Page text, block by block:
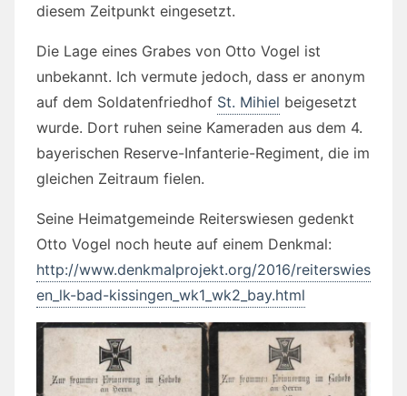
diesem Zeitpunkt eingesetzt.
Die Lage eines Grabes von Otto Vogel ist
unbekannt. Ich vermute jedoch, dass er anonym
auf dem Soldatenfriedhof St. Mihiel beigesetzt
wurde. Dort ruhen seine Kameraden aus dem 4.
bayerischen Reserve-Infanterie-Regiment, die im
gleichen Zeitraum fielen.
Seine Heimatgemeinde Reiterswiesen gedenkt
Otto Vogel noch heute auf einem Denkmal:
http://www.denkmalprojekt.org/2016/reiterswies
en_lk-bad-kissingen_wk1_wk2_bay.html